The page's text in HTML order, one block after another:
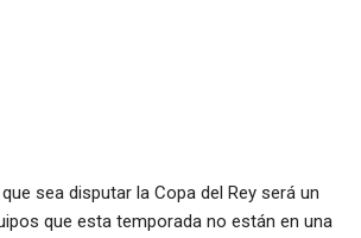
sea disputar la Copa del Rey será un
que esta temporada no están en una